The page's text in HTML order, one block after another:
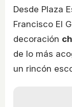
Desde Plaza
Francisco El
decoración
de lo más
un rincón